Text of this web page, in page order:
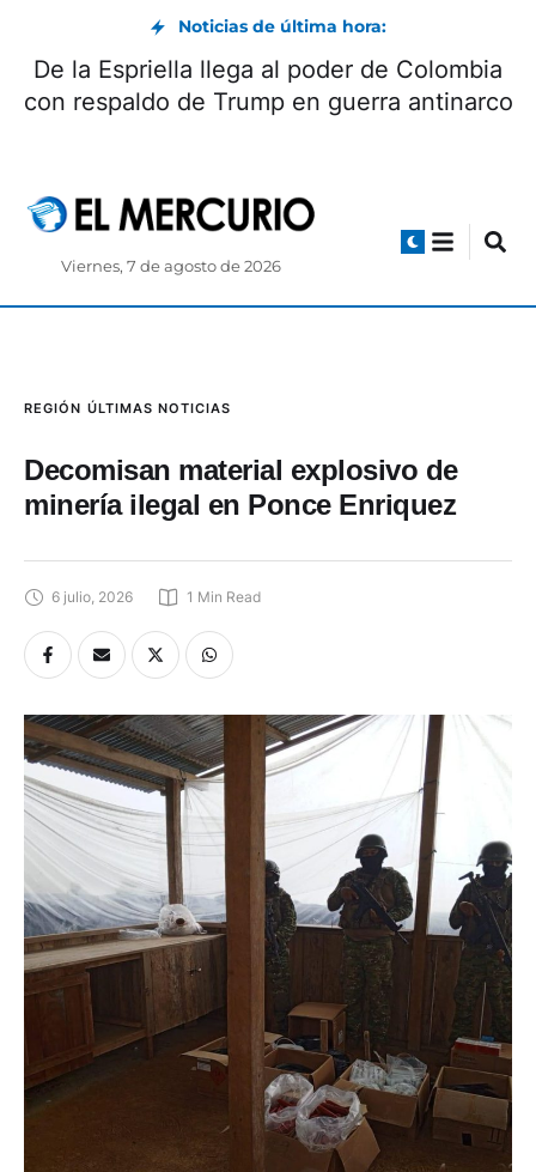
Noticias de última hora:
De la Espriella llega al poder de Colombia
con respaldo de Trump en guerra antinarco
Viernes, 7 de agosto de 2026
REGIÓN ÚLTIMAS NOTICIAS
Decomisan material explosivo de
minería ilegal en Ponce Enriquez
6 julio, 2026 1 Min Read